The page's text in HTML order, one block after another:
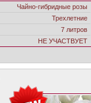
Чайно-гибридные розы
Трехлетние
7 литров
НЕ УЧАСТВУЕТ